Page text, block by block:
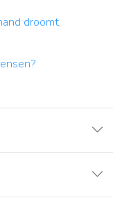
droomt,